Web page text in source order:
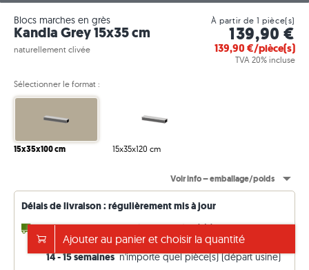
Blocs marches en grès
Kandla Grey 15x35 cm
naturellement clivée
À partir de 1 pièce(s)
139,90 €
139,90€/pièce(s)
TVA 20% incluse
Sélectionner le format :
15x35x100 cm 15x35x120 cm
Voir info – emballage/poids
Délais de livraison : régulièrement mis à jour
2 - 3 semaines jusqu'à 133,00 pièce(s) (en
réapprovisionnement)
14 - 15 semaines n'importe quel pièce(s) (départ usine)
Ajouter au panier et choisir la quantité